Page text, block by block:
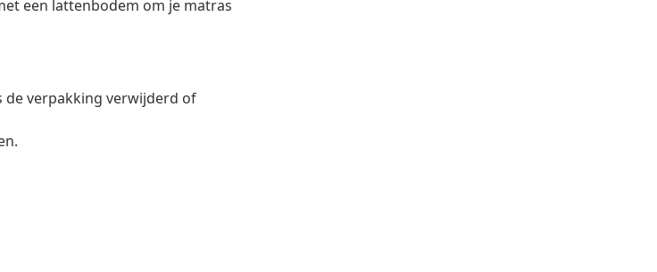
een lattenbodem om je matras
de verpakking verwijderd of